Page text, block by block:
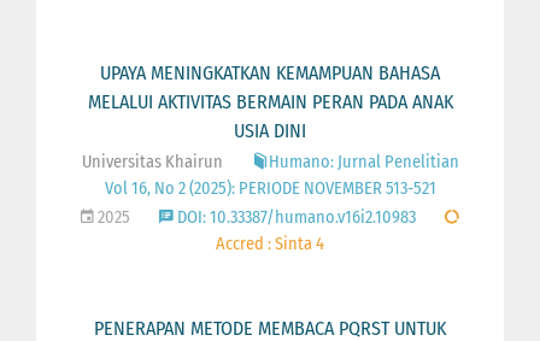
UPAYA MENINGKATKAN KEMAMPUAN BAHASA
MELALUI AKTIVITAS BERMAIN PERAN PADA ANAK
USIA DINI
Universitas Khairun
Humano: Jurnal Penelitian
Vol 16, No 2 (2025): PERIODE NOVEMBER 513-521
2025
DOI: 10.33387/humano.v16i2.10983
Accred : Sinta 4
PENERAPAN METODE MEMBACA PQRST UNTUK